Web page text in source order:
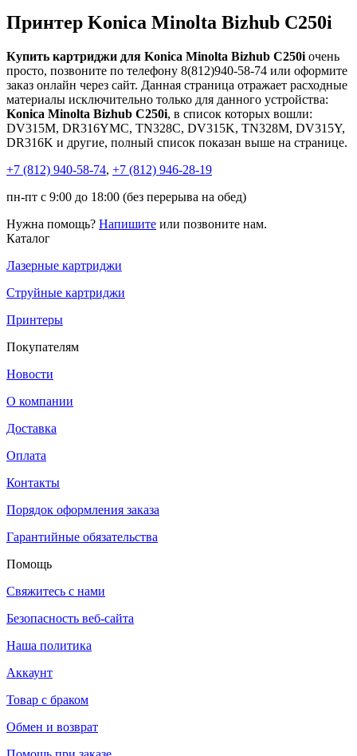
Принтер Konica Minolta Bizhub C250i
Купить картриджи для Konica Minolta Bizhub C250i очень
просто, позвоните по телефону 8(812)940-58-74 или оформите
заказ онлайн через сайт. Данная страница отражает расходные
материалы исключительно только для данного устройства:
Konica Minolta Bizhub C250i, в список которых вошли:
DV315M, DR316YMC, TN328C, DV315K, TN328M, DV315Y,
DR316K и другие, полный список показан выше на странице.
+7 (812) 940-58-74, +7 (812) 946-28-19
пн-пт с 9:00 до 18:00 (без перерыва на обед)
Нужна помощь? Напишите или позвоните нам.
Каталог
Лазерные картриджи
Струйные картриджи
Принтеры
Покупателям
Новости
О компании
Доставка
Оплата
Контакты
Порядок оформления заказа
Гарантийные обязательства
Помощь
Свяжитесь с нами
Безопасность веб-сайта
Наша политика
Аккаунт
Товар с браком
Обмен и возврат